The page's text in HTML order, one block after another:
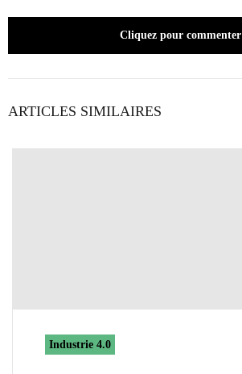
Cliquez pour commenter
ARTICLES SIMILAIRES
Industrie 4.0